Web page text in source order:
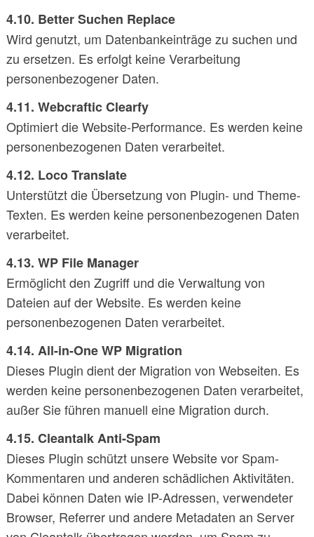
4.10. Better Suchen Replace
Wird genutzt, um Datenbankeinträge zu suchen und
zu ersetzen. Es erfolgt keine Verarbeitung
personenbezogener Daten.
4.11. Webcraftic Clearfy
Optimiert die Website-Performance. Es werden keine
personenbezogenen Daten verarbeitet.
4.12. Loco Translate
Unterstützt die Übersetzung von Plugin- und Theme-
Texten. Es werden keine personenbezogenen Daten
verarbeitet.
4.13. WP File Manager
Ermöglicht den Zugriff und die Verwaltung von
Dateien auf der Website. Es werden keine
personenbezogenen Daten verarbeitet.
4.14. All-in-One WP Migration
Dieses Plugin dient der Migration von Webseiten. Es
werden keine personenbezogenen Daten verarbeitet,
außer Sie führen manuell eine Migration durch.
4.15. Cleantalk Anti-Spam
Dieses Plugin schützt unsere Website vor Spam-
Kommentaren und anderen schädlichen Aktivitäten.
Dabei können Daten wie IP-Adressen, verwendeter
Browser, Referrer und andere Metadaten an Server